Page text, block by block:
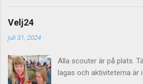
dras både el, vatten och
Velj24
juli 31, 2024
Alla scouter är på plats.
lagas och aktiviteterna är